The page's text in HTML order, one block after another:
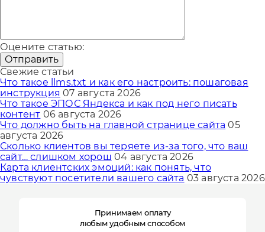
Оцените статью:
Отправить
Свежие статьи
Что такое llms.txt и как его настроить: пошаговая
инструкция 07 августа 2026
Что такое ЭПОС Яндекса и как под него писать
контент 06 августа 2026
Что должно быть на главной странице сайта 05
августа 2026
Сколько клиентов вы теряете из-за того, что ваш
сайт… слишком хорош 04 августа 2026
Карта клиентских эмоций: как понять, что
чувствуют посетители вашего сайта 03 августа 2026
Принимаем оплату
любым удобным способом